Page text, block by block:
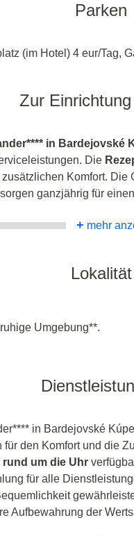
Parken
(im Hotel) 4 eur/Tag,
Zur
in Bardejovské
Die
zusätzlichen Komfort. Die
ganzjährig für
+ mehr
Lokalität
Umgebung**.
in Bardejovské
für den Komfort und die
rund um die Uhr
für alle
Aufbewahrung der